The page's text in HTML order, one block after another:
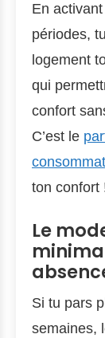
En
périodes,
logement
qui
confort
C’est le
ton confort
Le
Si tu pars
semaines,